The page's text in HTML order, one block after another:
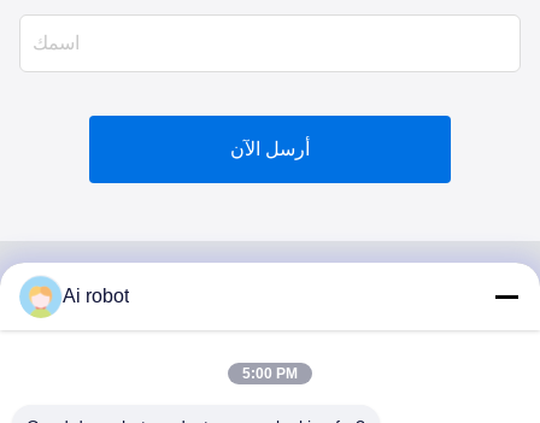
أرسل الآن
VIVI DENTAI
Ai robot
5:00 PM